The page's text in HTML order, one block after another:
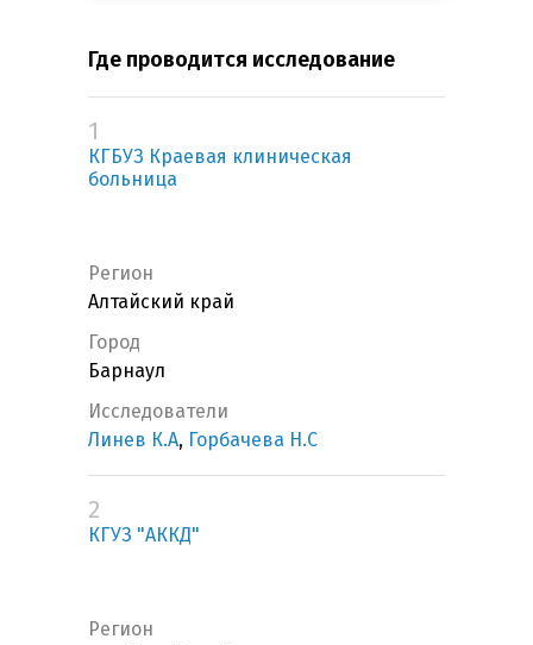
Где проводится исследование
1
КГБУЗ Краевая клиническая
больница
Регион
Алтайский край
Город
Барнаул
Исследователи
Линев К.А, Горбачева Н.С
2
КГУЗ "АККД"
Регион